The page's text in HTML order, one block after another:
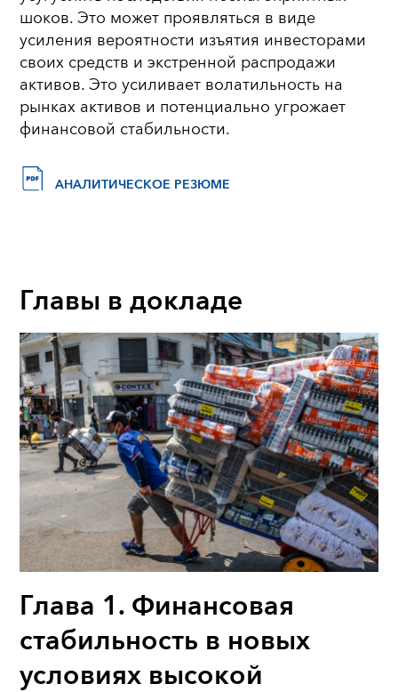
шоков. Это может проявляться в виде
усиления вероятности изъятия инвесторами
своих средств и экстренной распродажи
активов. Это усиливает волатильность на
рынках активов и потенциально угрожает
финансовой стабильности.
АНАЛИТИЧЕСКОЕ РЕЗЮМЕ
Главы в докладе
Глава 1. Финансовая
стабильность в новых
условиях высокой